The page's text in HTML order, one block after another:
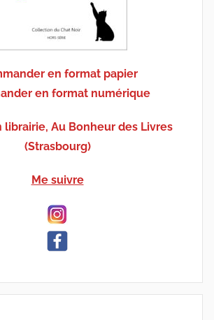
en format papier
en format numérique
librairie, Au Bonheur des Livres
(Strasbourg)
Me suivre